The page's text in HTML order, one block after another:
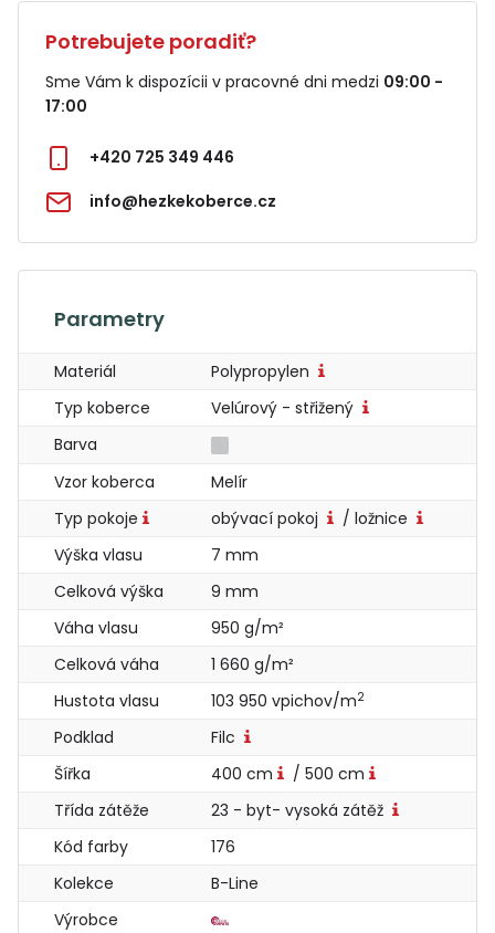
Potrebujete poradiť?
Sme Vám k dispozícii v pracovné dni medzi 09:00 -
17:00
+420 725 349 446
info@hezkekoberce.cz
Parametry
Materiál
Polypropylen
Typ koberce
Velúrový - střižený
Barva
Vzor koberca
Melír
Typ pokoje
obývací pokoj
/ ložnice
Výška vlasu
7 mm
Celková výška
9 mm
Váha vlasu
950 g/m²
Celková váha
1 660 g/m²
Hustota vlasu
103 950 vpichov/m2
Podklad
Filc
Šířka
400 cm
/ 500 cm
Třída zátěže
23 - byt- vysoká zátěž
Kód farby
176
Kolekce
B-Line
Výrobce